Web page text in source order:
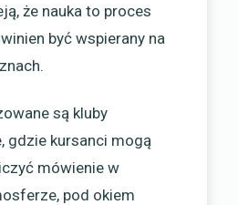
że nauka to proces
być wspierany na
są kluby
gdzie kursanci mogą
mówienie w
pod okiem